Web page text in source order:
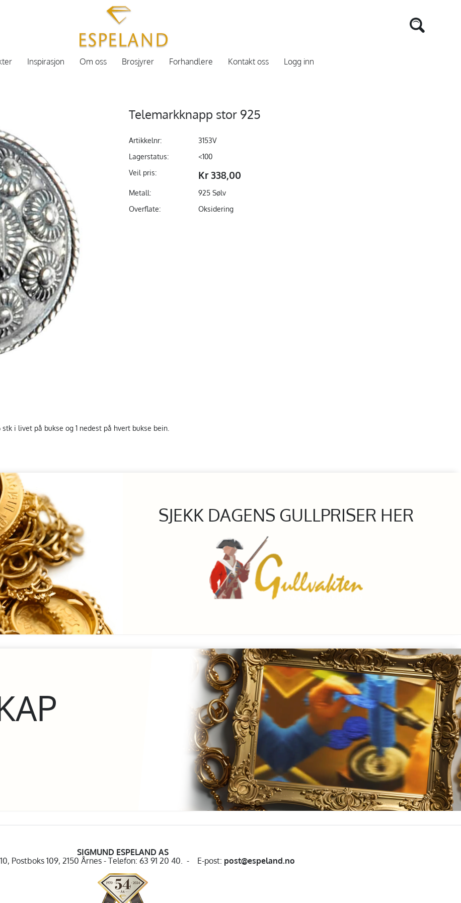
Inspirasjon Om oss Brosjyrer Forhandlere Kontakt oss Logg inn
Telemarkknapp stor 925
Artikkelnr:
3153V
Lagerstatus:
<100
Veil pris:
Kr 338,00
Metall:
925 Sølv
Overflate:
Oksidering
i livet på bukse og 1 nedest på hvert bukse bein.
SJEKK DAGENS GULLPRISER HER
SIGMUND ESPELAND AS
Postboks 109, 2150 Årnes - Telefon: 63 91 20 40. - E-post: post@espeland.no